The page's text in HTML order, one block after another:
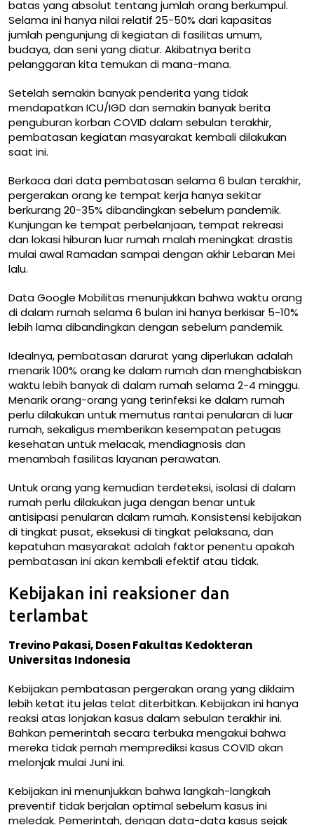
batas yang absolut tentang jumlah orang berkumpul.
Selama ini hanya nilai relatif 25-50% dari kapasitas
jumlah pengunjung di kegiatan di fasilitas umum,
budaya, dan seni yang diatur. Akibatnya berita
pelanggaran kita temukan di mana-mana.
Setelah semakin banyak penderita yang tidak
mendapatkan ICU/IGD dan semakin banyak berita
penguburan korban COVID dalam sebulan terakhir,
pembatasan kegiatan masyarakat kembali dilakukan
saat ini.
Berkaca dari data pembatasan selama 6 bulan terakhir,
pergerakan orang ke tempat kerja hanya sekitar
berkurang 20-35% dibandingkan sebelum pandemik.
Kunjungan ke tempat perbelanjaan, tempat rekreasi
dan lokasi hiburan luar rumah malah meningkat drastis
mulai awal Ramadan sampai dengan akhir Lebaran Mei
lalu.
DataGoogle Mobilitas menunjukkan bahwa waktu orang
di dalam rumah selama 6 bulan ini hanya berkisar 5-10%
lebih lama dibandingkan dengan sebelum pandemik.
Idealnya, pembatasan darurat yang diperlukan adalah
menarik 100% orang ke dalam rumah dan menghabiskan
waktu lebih banyak di dalam rumah selama 2-4 minggu.
Menarik orang-orang yang terinfeksi ke dalam rumah
perlu dilakukan untuk memutus rantai penularan di luar
rumah, sekaligus memberikan kesempatan petugas
kesehatan untuk melacak, mendiagnosis dan
menambah fasilitas layanan perawatan.
Untuk orang yang kemudian terdeteksi, isolasi di dalam
rumah perlu dilakukan juga dengan benar untuk
antisipasi penularan dalam rumah. Konsistensi kebijakan
di tingkat pusat, eksekusi di tingkat pelaksana, dan
kepatuhan masyarakat adalah faktor penentu apakah
pembatasan ini akan kembali efektif atau tidak.
Kebijakan ini reaksioner dan
terlambat
Trevino Pakasi, Dosen Fakultas Kedokteran
Universitas Indonesia
Kebijakan pembatasan pergerakan orang yang diklaim
lebih ketat itu jelas telat diterbitkan. Kebijakan ini hanya
reaksi atas lonjakan kasus dalam sebulan terakhir ini.
Bahkanpemerintah secara terbuka mengakui bahwa
mereka tidak pernah memprediksikasus COVID akan
melonjak mulai Juni ini.
Kebijakan ini menunjukkan bahwa langkah-langkah
preventif tidak berjalan optimal sebelum kasus ini
meledak. Pemerintah, dengan data-data kasus sejak